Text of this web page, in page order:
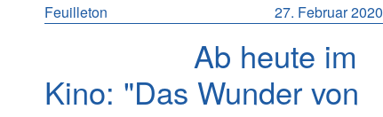
27. Februar 2020
Feuilleton
Ab heute im
Kino: "Das Wunder von